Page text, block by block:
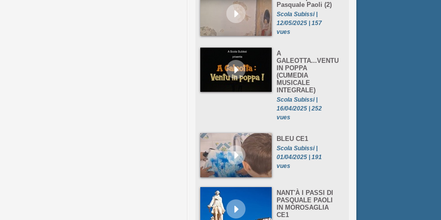
Pasquale Paoli (2)
Scola Subissi |
12/05/2025 | 157
vues
A
GALEOTTA...VENTU
IN POPPA
(CUMEDIA
MUSICALE
INTEGRALE)
Scola Subissi |
16/04/2025 | 252
vues
BLEU CE1
Scola Subissi |
01/04/2025 | 191
vues
NANT'À I PASSI DI
PASQUALE PAOLI
IN MOROSAGLIA
CE1